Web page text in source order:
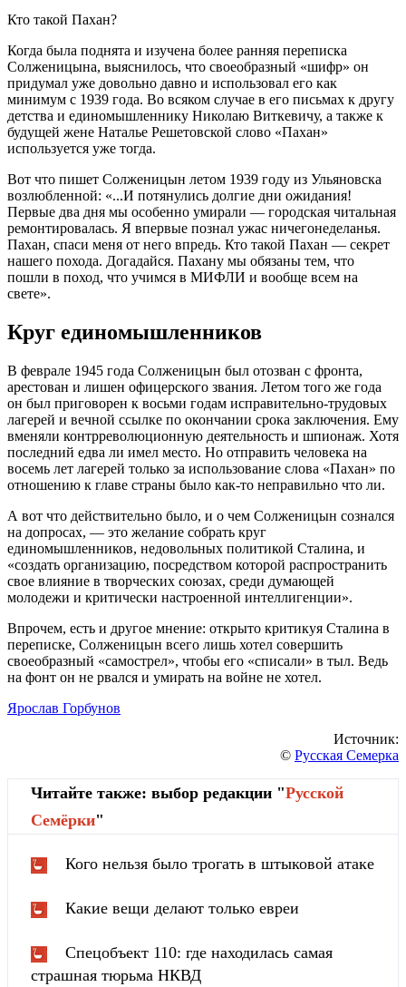
Кто такой Пахан?
Когда была поднята и изучена более ранняя переписка
Солженицына, выяснилось, что своеобразный «шифр» он
придумал уже довольно давно и использовал его как
минимум с 1939 года. Во всяком случае в его письмах к другу
детства и единомышленнику Николаю Виткевичу, а также к
будущей жене Наталье Решетовской слово «Пахан»
используется уже тогда.
Вот что пишет Солженицын летом 1939 году из Ульяновска
возлюбленной: «...И потянулись долгие дни ожидания!
Первые два дня мы особенно умирали — городская читальная
ремонтировалась. Я впервые познал ужас ничегонеделанья.
Пахан, спаси меня от него впредь. Кто такой Пахан — секрет
нашего похода. Догадайся. Пахану мы обязаны тем, что
пошли в поход, что учимся в МИФЛИ и вообще всем на
свете».
Круг единомышленников
В феврале 1945 года Солженицын был отозван с фронта,
арестован и лишен офицерского звания. Летом того же года
он был приговорен к восьми годам исправительно-трудовых
лагерей и вечной ссылке по окончании срока заключения. Ему
вменяли контрреволюционную деятельность и шпионаж. Хотя
последний едва ли имел место. Но отправить человека на
восемь лет лагерей только за использование слова «Пахан» по
отношению к главе страны было как-то неправильно что ли.
А вот что действительно было, и о чем Солженицын сознался
на допросах, — это желание собрать круг
единомышленников, недовольных политикой Сталина, и
«создать организацию, посредством которой распространить
свое влияние в творческих союзах, среди думающей
молодежи и критически настроенной интеллигенции».
Впрочем, есть и другое мнение: открыто критикуя Сталина в
переписке, Солженицын всего лишь хотел совершить
своеобразный «самострел», чтобы его «списали» в тыл. Ведь
на фонт он не рвался и умирать на войне не хотел.
Ярослав Горбунов
Источник:
© Русская Семерка
Читайте также: выбор редакции "Русской
Cемёрки"
Кого нельзя было трогать в штыковой атаке
Какие вещи делают только евреи
Спецобъект 110: где находилась самая
страшная тюрьма НКВД